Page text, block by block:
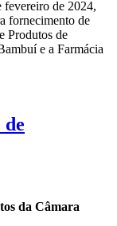
fevereiro de 2024,
fornecimento de
Produtos de
e a Farmácia
da Câmara